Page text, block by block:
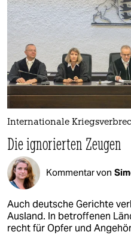
Internationale
Die ignorierten Zeugen
Kommentar von
Auch deutsche Gerichte
Ausland. In betroffenen
recht für Opfer und